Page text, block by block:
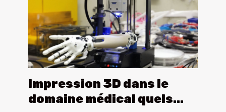
Impression 3D dans le
domaine médical quels